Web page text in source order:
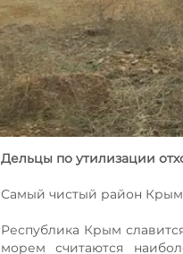
Дельцы по утилизации
Самый чистый район
Республика Крым
морем считаются